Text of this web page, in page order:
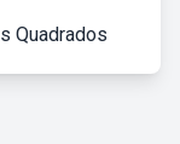
Quadrados